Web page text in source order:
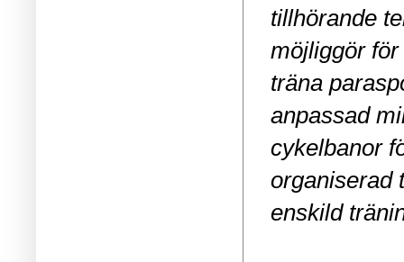
tillhörande
möjliggör
träna
anpassad
cykelbanor
organiserad
enskild